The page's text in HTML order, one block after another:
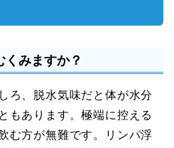
みますか？
ろ、脱水気味だと体が水分
もあります。極端に控える
む方が無難です。リンパ浮